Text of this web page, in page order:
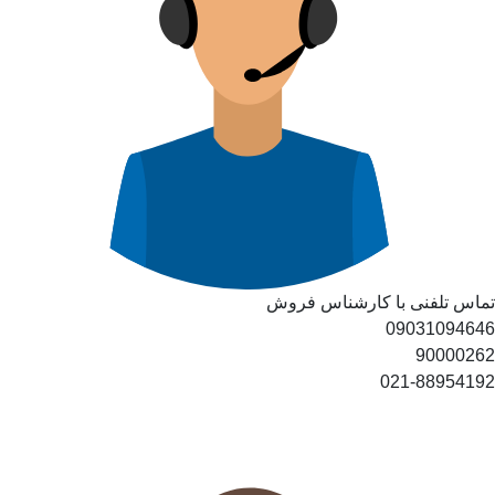
تماس تلفنی با کارشناس فروش
09031094646
90000262
021-88954192